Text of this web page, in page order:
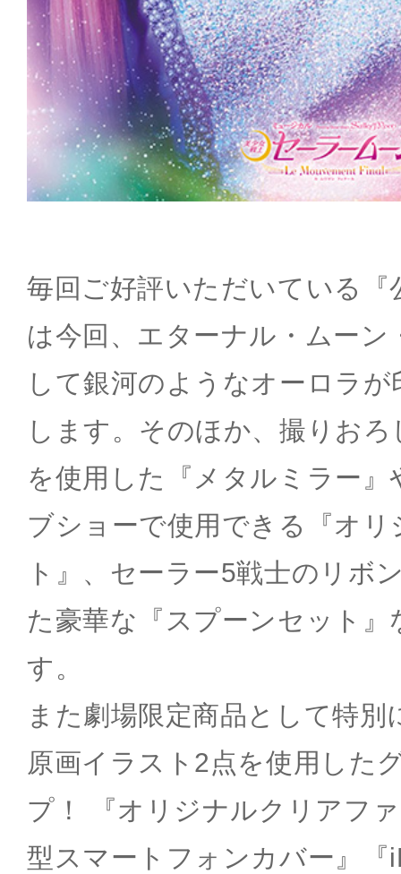
毎回ご好評いただいている
は今回、エターナル・ムー
して銀河のようなオーロラ
します。そのほか、撮りお
を使用した『メタルミラー
ブショーで使用できる『オ
ト』、セーラー5戦士のリボ
た豪華な『スプーンセット
す。
また劇場限定商品として特別
原画イラスト2点を使用した
プ！ 『オリジナルクリアフ
型スマートフォンカバー』